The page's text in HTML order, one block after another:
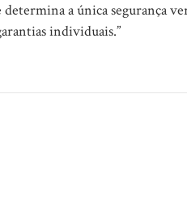
a única segurança
individuais.”